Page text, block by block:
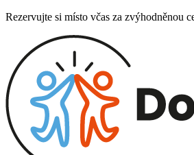
Rezervujte si místo včas za zvýhodněnou